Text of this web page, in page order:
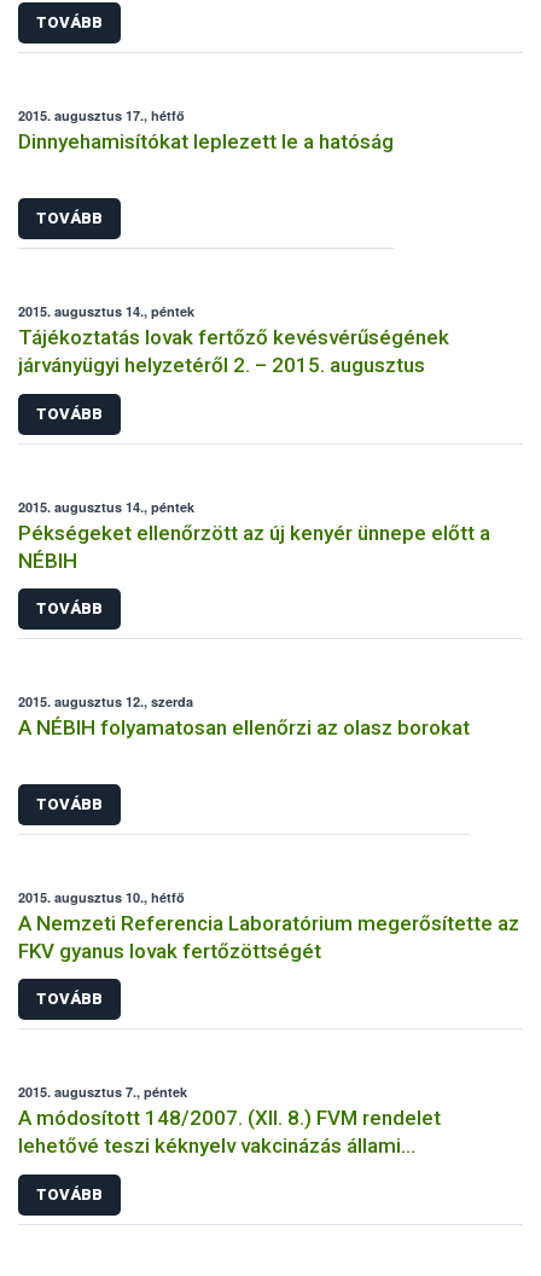
TOVÁBB
2015. augusztus 17., hétfő
Dinnyehamisítókat leplezett le a hatóság
TOVÁBB
2015. augusztus 14., péntek
Tájékoztatás lovak fertőző kevésvérűségének
járványügyi helyzetéről 2. – 2015. augusztus
TOVÁBB
2015. augusztus 14., péntek
Pékségeket ellenőrzött az új kenyér ünnepe előtt a
NÉBIH
TOVÁBB
2015. augusztus 12., szerda
A NÉBIH folyamatosan ellenőrzi az olasz borokat
TOVÁBB
2015. augusztus 10., hétfő
A Nemzeti Referencia Laboratórium megerősítette az
FKV gyanus lovak fertőzöttségét
TOVÁBB
2015. augusztus 7., péntek
A módosított 148/2007. (XII. 8.) FVM rendelet
lehetővé teszi kéknyelv vakcinázás állami
támogatását
TOVÁBB